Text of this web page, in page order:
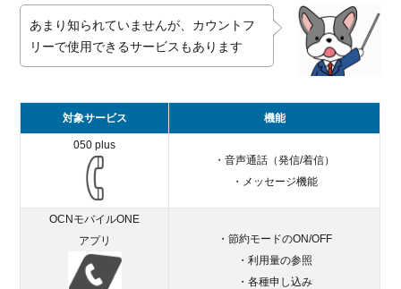
あまり知られていませんが、カウントフ
リーで使用できるサービスもあります
対象サービス 機能
050 plus
・音声通話（発信/着信）
・メッセージ機能
OCNモバイルONE
アプリ
・節約モードのON/OFF
・利用量の参照
・各種申し込み